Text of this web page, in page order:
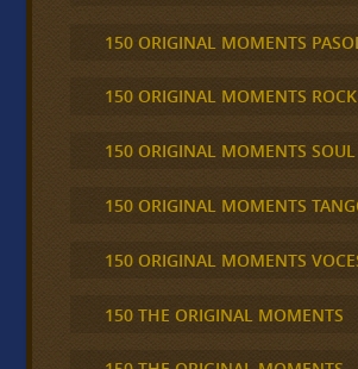
150 ORIGINAL MOMENTS
150 ORIGINAL MOMENTS
150 ORIGINAL MOMENTS SOUL
150 ORIGINAL MOMENTS
150 ORIGINAL MOMENTS
150 THE ORIGINAL MOMENTS